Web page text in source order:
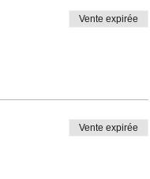
Vente expirée
Vente expirée